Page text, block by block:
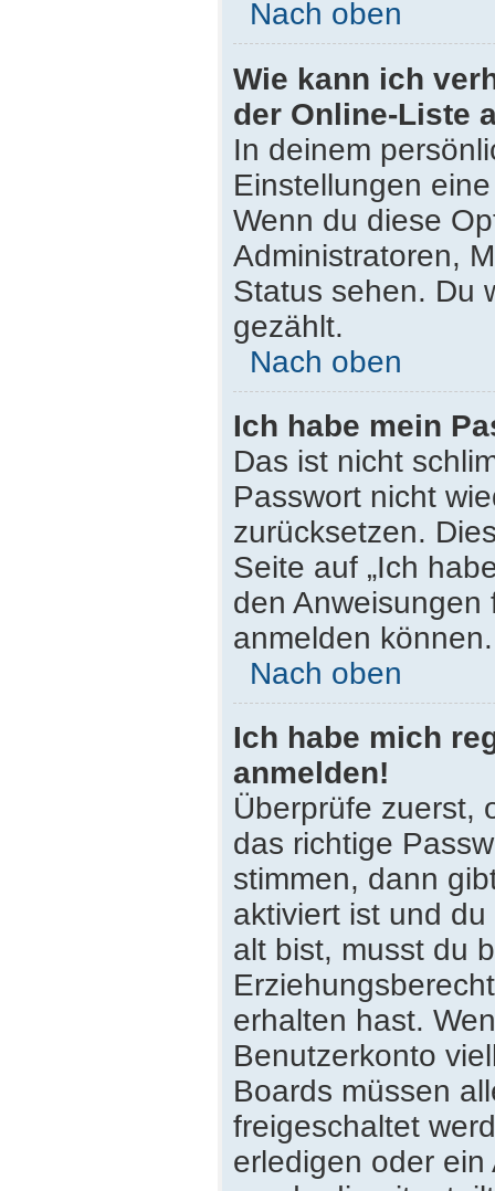
Nach oben
Wie kann ich
der Online-Liste
In deinem
Einstellungen
Wenn du diese
Administratoren,
Status sehen. Du
gezählt.
Nach oben
Ich habe mein
Das ist nicht
Passwort nicht
zurücksetzen.
Seite auf „Ich
den
anmelden können.
Nach oben
Ich habe mich
anmelden!
Überprüfe zuerst,
das richtige
stimmen, dann
aktiviert ist und
alt bist, musst du
erhalten hast.
Benutzerkonto
Boards müssen
freigeschaltet
erledigen oder